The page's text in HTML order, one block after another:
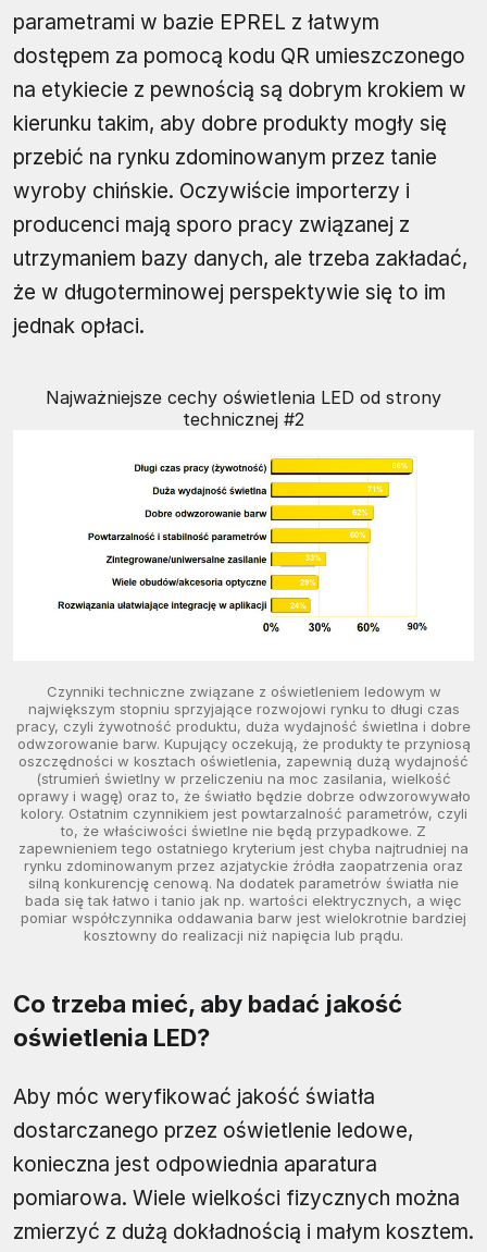
parametrami w bazie EPREL z łatwym
dostępem za pomocą kodu QR umieszczonego
na etykiecie z pewnością są dobrym krokiem w
kierunku takim, aby dobre produkty mogły się
przebić na rynku zdominowanym przez tanie
wyroby chińskie. Oczywiście importerzy i
producenci mają sporo pracy związanej z
utrzymaniem bazy danych, ale trzeba zakładać,
że w długoterminowej perspektywie się to im
jednak opłaci.
Najważniejsze cechy oświetlenia LED od strony
technicznej #2
Czynniki techniczne związane z oświetleniem ledowym w
największym stopniu sprzyjające rozwojowi rynku to długi czas
pracy, czyli żywotność produktu, duża wydajność świetlna i dobre
odwzorowanie barw. Kupujący oczekują, że produkty te przyniosą
oszczędności w kosztach oświetlenia, zapewnią dużą wydajność
(strumień świetlny w przeliczeniu na moc zasilania, wielkość
oprawy i wagę) oraz to, że światło będzie dobrze odwzorowywało
kolory. Ostatnim czynnikiem jest powtarzalność parametrów, czyli
to, że właściwości świetlne nie będą przypadkowe. Z
zapewnieniem tego ostatniego kryterium jest chyba najtrudniej na
rynku zdominowanym przez azjatyckie źródła zaopatrzenia oraz
silną konkurencję cenową. Na dodatek parametrów światła nie
bada się tak łatwo i tanio jak np. wartości elektrycznych, a więc
pomiar współczynnika oddawania barw jest wielokrotnie bardziej
kosztowny do realizacji niż napięcia lub prądu.
Co trzeba mieć, aby badać jakość
oświetlenia LED?
Aby móc weryfikować jakość światła
dostarczanego przez oświetlenie ledowe,
konieczna jest odpowiednia aparatura
pomiarowa. Wiele wielkości fizycznych można
zmierzyć z dużą dokładnością i małym kosztem.